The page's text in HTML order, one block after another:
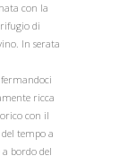
con la
di
In serata
ricca
con il
tempo a
bordo del